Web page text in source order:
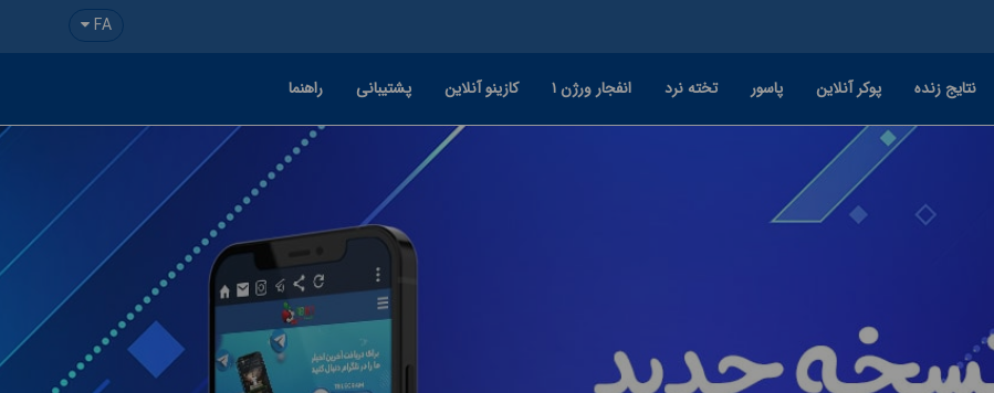
FA
نتایج زنده پوکر آنلاین پاسور تخته نرد انفجار ورژن ۱ کازینو آنلاین پشتیبانی راهنما